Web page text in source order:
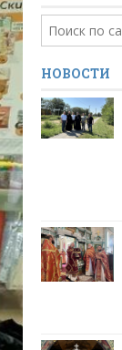
НОВОСТИ